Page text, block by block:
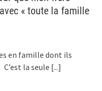
« toute la famille
en famille dont ils
la seule [...]